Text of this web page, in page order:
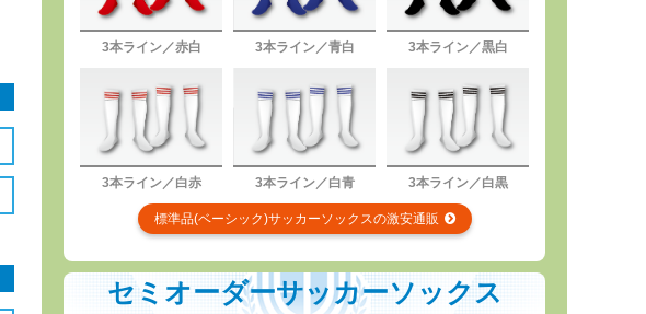
3本ライン／赤白 3本ライン／青白 3本ライン／黒白
3本ライン／白赤 3本ライン／白青 3本ライン／白黒
標準品(ベーシック)サッカーソックスの激安通販
セミオーダーサッカーソックス